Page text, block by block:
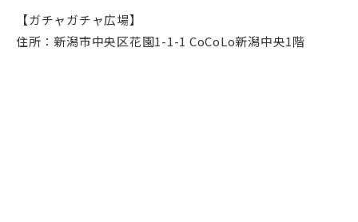
【ガチャガチャ広場】
住所：新潟市中央区花園1-1-1 CoCoLo新潟中央1階